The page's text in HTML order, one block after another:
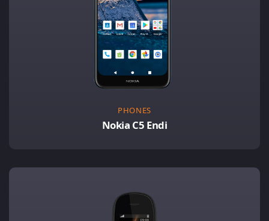
PHONES
Nokia C5 Endi